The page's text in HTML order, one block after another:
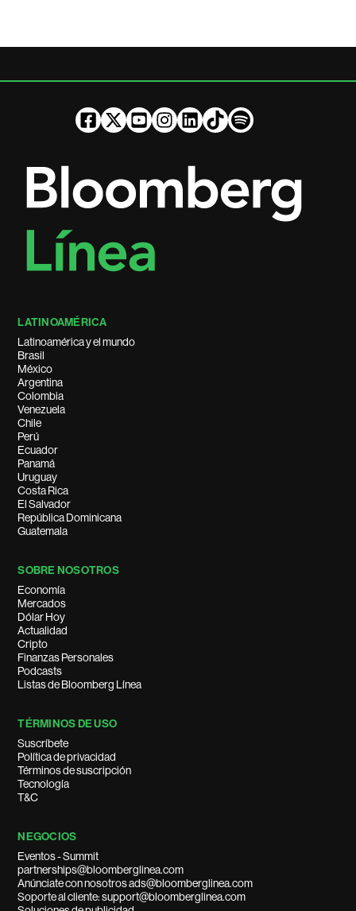
LATINOAMÉRICA
Latinoamérica y el mundo
Brasil
México
Argentina
Colombia
Venezuela
Chile
Perú
Ecuador
Panamá
Uruguay
Costa Rica
El Salvador
República Dominicana
Guatemala
SOBRE NOSOTROS
Economía
Mercados
Dólar Hoy
Actualidad
Cripto
Finanzas Personales
Podcasts
Listas de Bloomberg Línea
TÉRMINOS DE USO
Suscríbete
Política de privacidad
Términos de suscripción
Tecnología
T&C
NEGOCIOS
Eventos - Summit
partnerships@bloomberglinea.com
Anúnciate con nosotros ads@bloomberglinea.com
Soporte al cliente: support@bloomberglinea.com